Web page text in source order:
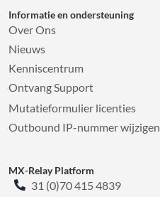
Informatie en ondersteuning
Over Ons
Nieuws
Kenniscentrum
Ontvang Support
Mutatieformulier licenties
Outbound IP-nummer wijzigen
MX-Relay Platform
31 (0)70 415 4839